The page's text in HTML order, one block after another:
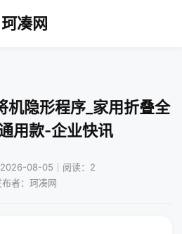
珂凑网
机隐形程序_家用折叠全
用款-企业快讯
08-05｜阅读：2
布者：珂凑网